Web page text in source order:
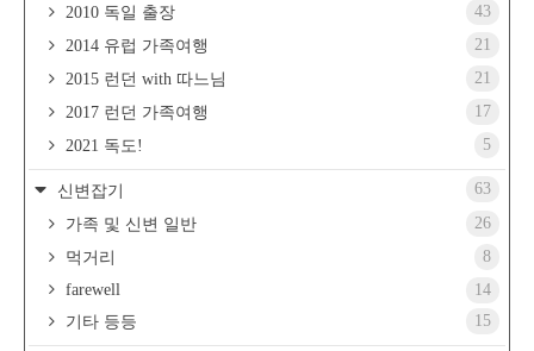
2010 독일 출장
43
2014 유럽 가족여행
21
2015 런던 with 따느님
21
2017 런던 가족여행
17
2021 독도!
5
신변잡기
63
가족 및 신변 일반
26
먹거리
8
farewell
14
기타 등등
15